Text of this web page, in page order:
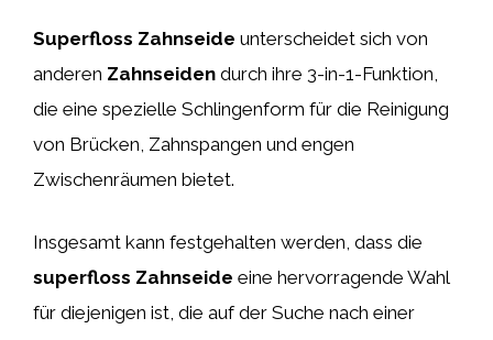
Superfloss Zahnseide unterscheidet sich von
anderen Zahnseiden durch ihre 3-in-1-Funktion,
die eine spezielle Schlingenform für die Reinigung
von Brücken, Zahnspangen und engen
Zwischenräumen bietet.
Insgesamt kann festgehalten werden, dass die
superfloss Zahnseide eine hervorragende Wahl
für diejenigen ist, die auf der Suche nach einer